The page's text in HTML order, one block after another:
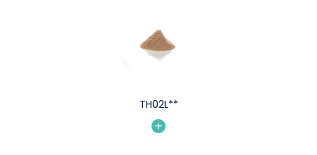
TH02L**